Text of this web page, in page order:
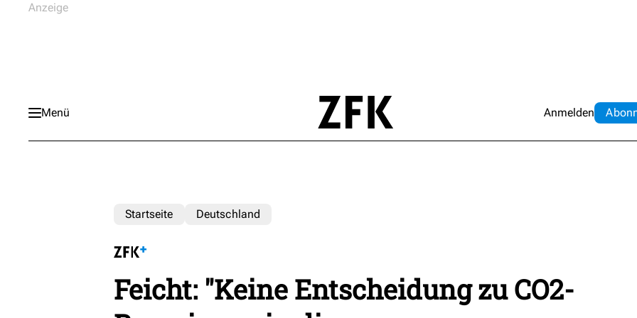
Menü Anmelden Abo
Startseite Deutschland
Feicht: "Keine Entscheidung zu CO2-